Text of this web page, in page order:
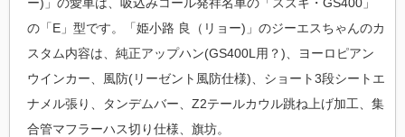
の「E」型です。「姫小路 良（リョー)」のジーエスちゃんのカ
スタム内容は、純正アップハン(GS400L用？)、ヨーロピアン
ウインカー、風防(リーゼント風防仕様)、ショート3段シートエ
ナメル張り、タンデムバー、Z2テールカウル跳ね上げ加工、集
合管マフラーハス切り仕様、旗坊。